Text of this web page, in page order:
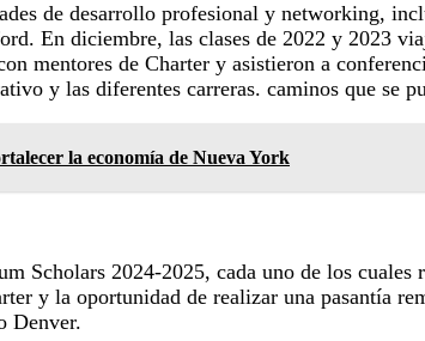
de desarrollo profesional y networking,
En diciembre, las clases de 2022 y 2023
mentores de Charter y asistieron a
y las diferentes carreras. caminos que se
la economía de Nueva York
Scholars 2024-2025, cada uno de los
y la oportunidad de realizar una pasantía
Denver.